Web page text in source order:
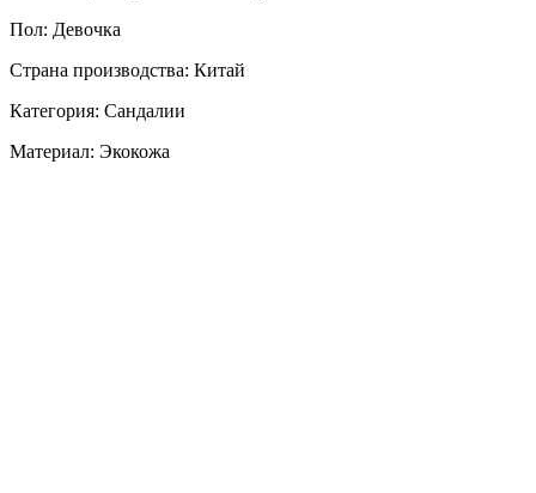
Пол: Девочка
Страна производства: Китай
Категория: Сандалии
Материал: Экокожа